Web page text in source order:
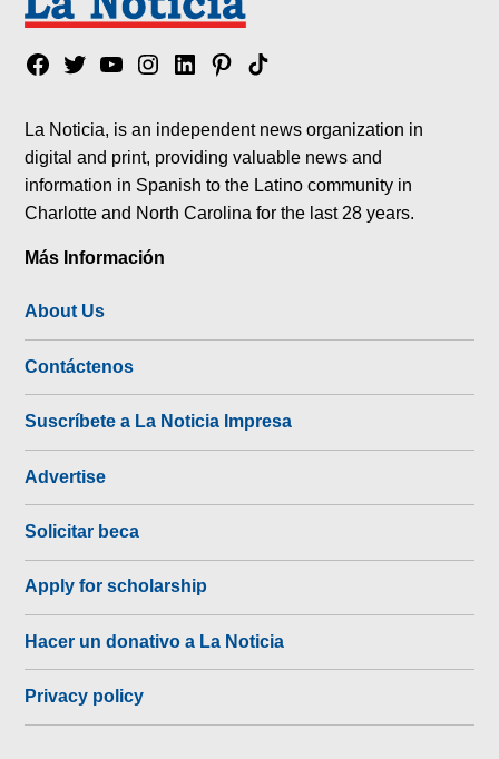
Facebook
TwitterYouTubeInstagram
LinkedinPinterest
Tik
La Noticia, is an independent news organization in
digital and print, providing valuable news and
information in Spanish to the Latino community in
Charlotte and North Carolina for the last 28 years.
Más Información
About Us
Contáctenos
Suscríbete a La Noticia Impresa
Advertise
Solicitar beca
Apply for scholarship
Hacer un donativo a La Noticia
Privacy policy